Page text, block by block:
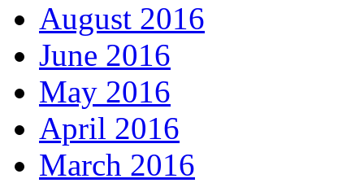
August 2016
June 2016
May 2016
April 2016
March 2016